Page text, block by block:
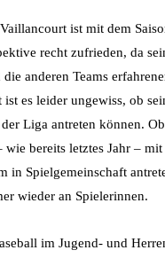
ist mit dem
recht zufrieden, da
die anderen Teams
es leider ungewiss, ob
Liga antreten können.
bereits letztes Jahr – mit
in Spielgemeinschaft
wieder an Spielerinnen.
im Jugend- und